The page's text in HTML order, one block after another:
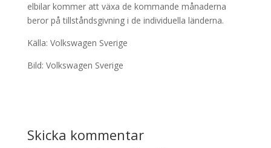
elbilar kommer att växa de kommande månaderna
beror på tillståndsgivning i de individuella länderna.
Källa: Volkswagen Sverige
Bild: Volkswagen Sverige
Skicka kommentar